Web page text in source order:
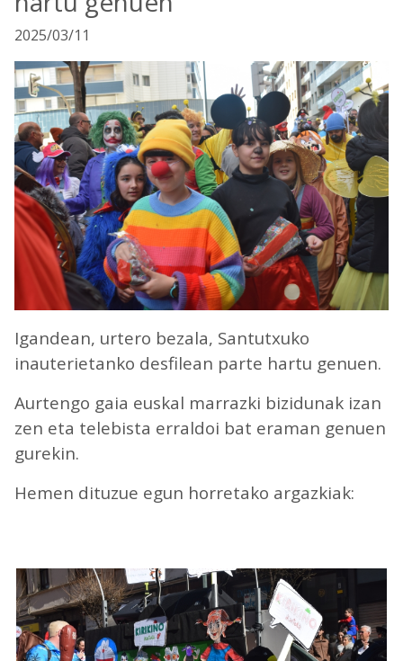
2025/03/11
Igandean, urtero bezala, Santutxuko
inauterietanko desfilean parte hartu genuen.
Aurtengo gaia euskal marrazki bizidunak izan
zen eta telebista erraldoi bat eraman genuen
gurekin.
Hemen dituzue egun horretako argazkiak: